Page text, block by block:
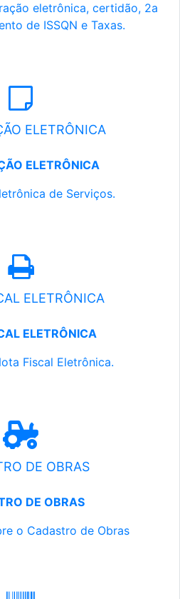
eletrônica, certidão, 2a
de ISSQN e Taxas.
ELETRÔNICA
ELETRÔNICA
de Serviços.
ELETRÔNICA
ELETRÔNICA
Fiscal Eletrônica.
DE OBRAS
DE OBRAS
o Cadastro de Obras